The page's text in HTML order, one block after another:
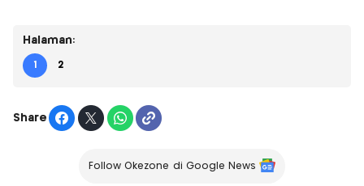
Halaman:
1 2
Share
Follow Okezone di Google News